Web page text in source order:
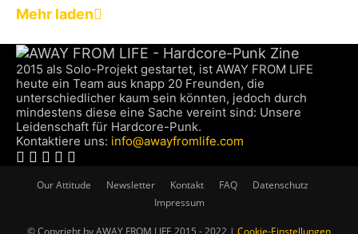
Mehr laden
2015 als Solo-Projekt gestartet, ist AWAY FROM LIFE
heute ein Team aus knapp 20 Freunden, die
unterschiedlicher kaum sein könnten, jedoch durch
mindestens diese eine Sache vereint sind: Unsere
Leidenschaft für Hardcore-Punk.
Kontaktiere uns: info@awayfromlife.com
Our Attitude Newsletter Kontakt FAQ
Datenschutz
Impressum
© Copyright by AWAY FROM LIFE 2015 - 2022 | Cookie-Einstellungen